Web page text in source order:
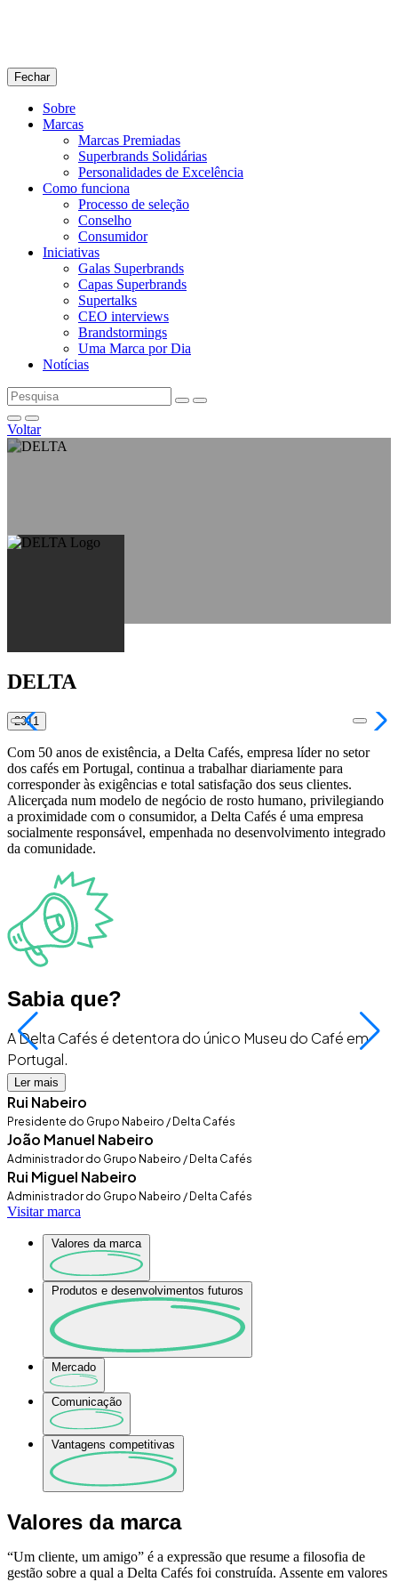
Fechar
Sobre
Marcas
Marcas Premiadas
Superbrands Solidárias
Personalidades de Excelência
Como funciona
Processo de seleção
Conselho
Consumidor
Iniciativas
Galas Superbrands
Capas Superbrands
Supertalks
CEO interviews
Brandstormings
Uma Marca por Dia
Notícias
Voltar
DELTA
2011
Com 50 anos de existência, a Delta Cafés, empresa líder no setor
dos cafés em Portugal, continua a trabalhar diariamente para
corresponder às exigências e total satisfação dos seus clientes.
Alicerçada num modelo de negócio de rosto humano, privilegiando
a proximidade com o consumidor, a Delta Cafés é uma empresa
socialmente responsável, empenhada no desenvolvimento integrado
da comunidade.
Sabia que?
A Delta Cafés é detentora do único Museu do Café em
Portugal.
Ler mais
Rui Nabeiro
Presidente do Grupo Nabeiro / Delta Cafés
João Manuel Nabeiro
Administrador do Grupo Nabeiro / Delta Cafés
Rui Miguel Nabeiro
Administrador do Grupo Nabeiro / Delta Cafés
Visitar marca
Valores da marca
Produtos e desenvolvimentos futuros
Mercado
Comunicação
Vantagens competitivas
Valores da marca
“Um cliente, um amigo” é a expressão que resume a filosofia de
gestão sobre a qual a Delta Cafés foi construída. Assente em valores